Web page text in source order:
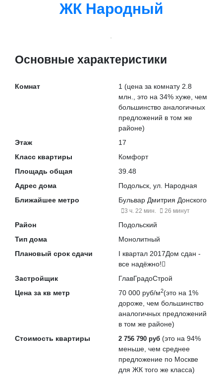
ЖК Народный
Основные характеристики
Комнат 1 (цена за комнату 2.8
млн., это на 34% хуже , чем
большинство аналогичных
предложений в том же
районе)
Этаж
17
Класс квартиры
Комфорт
Площадь общая
39.48
Адрес дома
Подольск, ул. Народная
Ближайшее метро
Бульвар Дмитрия Донского
3 ч. 22 мин. 26 минут
Район
Подольский
Тип дома
Монолитный
Плановый срок сдачи
I квартал 2017Дом сдан -
все надёжно!
Застройщик
ГлавГрадоСтрой
Цена за кв метр
70 000 руб/м2(это на 1%
дороже , чем большинство
аналогичных предложений
в том же районе)
Стоимость квартиры
2 756 790 руб (это на 94%
меньше , чем среднее
предложение по Москве
для ЖК того же класса)